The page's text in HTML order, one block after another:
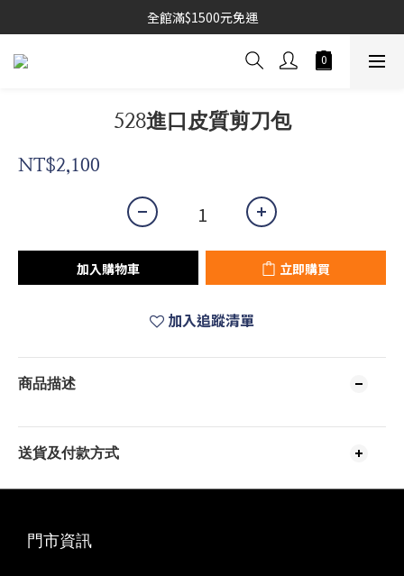
全館滿$1500元免運
528進口皮質剪刀包
NT$2,100
加入購物車 立即購買
加入追蹤清單
商品描述
送貨及付款方式
門市資訊